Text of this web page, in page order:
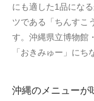
にも適した1品にな
ツである「ちんすこ
す。沖縄県立博物館
「おきみゅー」にち
沖縄のメニューが